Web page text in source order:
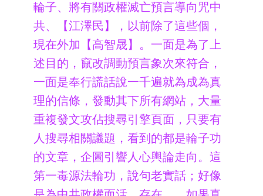
輪子、將有關政權滅亡預言導向咒中
共、【江澤民】，以前除了這些個，
現在外加【高智晟】。一面是為了上
述目的，竄改調動預言象次來符合，
一面是奉行謊話說一千遍就為成為真
理的信條，發動其下所有網站，大量
重複發文攻佔搜尋引擎頁面，只要有
人搜尋相關議題，看到的都是輪子功
的文章，企圖引響人心輿論走向。這
第一毒源法輪功，說句老實話；好像